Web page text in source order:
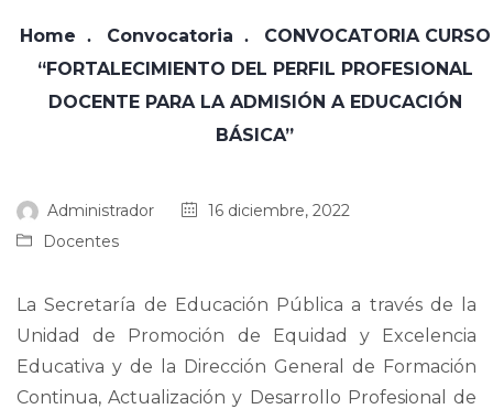
Home Convocatoria
CONVOCATORIA CURSO
“FORTALECIMIENTO DEL PERFIL PROFESIONAL
DOCENTE PARA LA ADMISIÓN A EDUCACIÓN
BÁSICA”
Administrador
16 diciembre, 2022
Docentes
La Secretaría de Educación Pública a través de la
Unidad de Promoción de Equidad y Excelencia
Educativa y de la Dirección General de Formación
Continua, Actualización y Desarrollo Profesional de